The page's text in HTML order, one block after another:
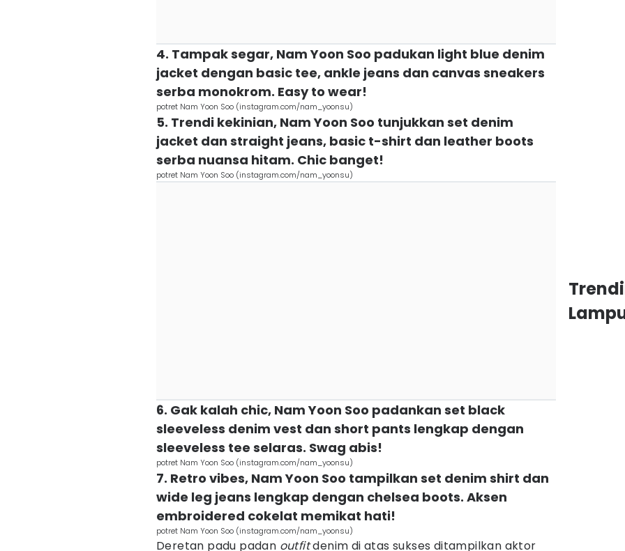
4. Tampak segar, Nam Yoon Soo padukan light blue denim
jacket dengan basic tee, ankle jeans dan canvas sneakers
serba monokrom. Easy to wear!
potret Nam Yoon Soo (instagram.com/nam_yoonsu)
5. Trendi kekinian, Nam Yoon Soo tunjukkan set denim
jacket dan straight jeans, basic t-shirt dan leather boots
serba nuansa hitam. Chic banget!
potret Nam Yoon Soo (instagram.com/nam_yoonsu)
6. Gak kalah chic, Nam Yoon Soo padankan set black
sleeveless denim vest dan short pants lengkap dengan
sleeveless tee selaras. Swag abis!
potret Nam Yoon Soo (instagram.com/nam_yoonsu)
7. Retro vibes, Nam Yoon Soo tampilkan set denim shirt dan
wide leg jeans lengkap dengan chelsea boots. Aksen
embroidered cokelat memikat hati!
potret Nam Yoon Soo (instagram.com/nam_yoonsu)
Deretan padu padan outfitdenim di atas sukses ditampilkan aktor